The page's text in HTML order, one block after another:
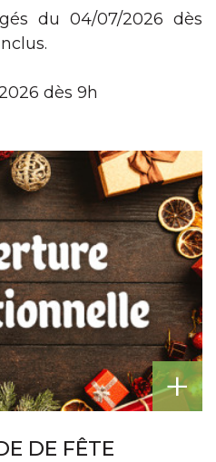
du 04/07/2026 dès
dès 9h
+
DE FÊTE